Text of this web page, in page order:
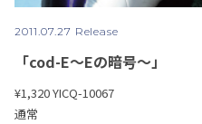
2011.07.27 Release
「cod-E〜Eの暗号〜」
¥1,320YICQ-10067
通常